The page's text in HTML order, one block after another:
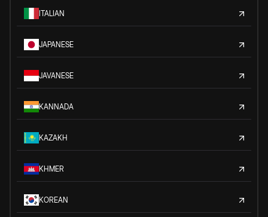
ITALIAN
JAPANESE
JAVANESE
KANNADA
KAZAKH
KHMER
KOREAN